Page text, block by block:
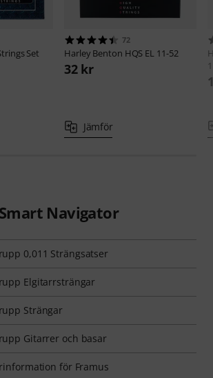
Set
72
Harley Benton HQS EL 11-52
32 kr
Jämför
Smart Navigator
0,011 Strängsatser
Elgitarrsträngar
Strängar
Gitarrer och basar
för Framus